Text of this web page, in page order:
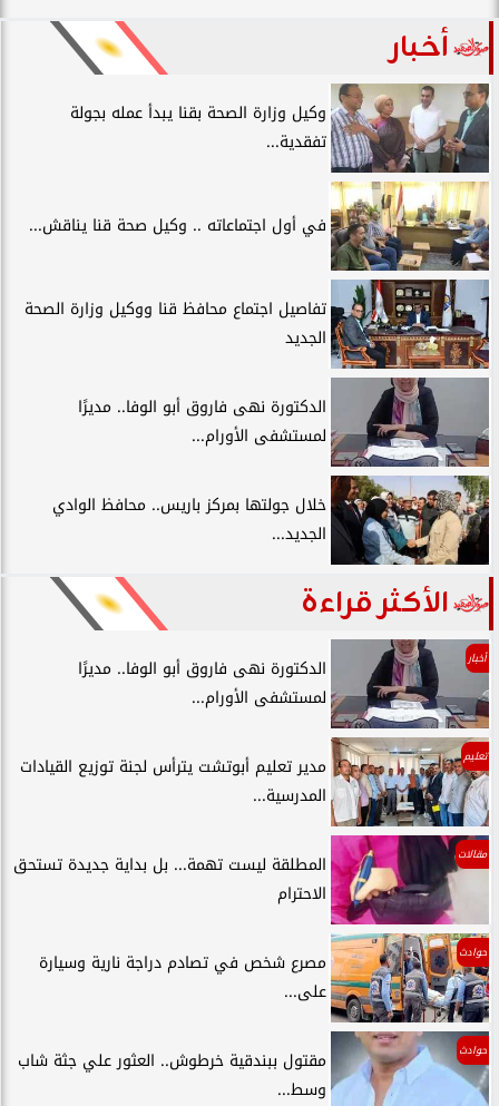
أخبار
وكيل وزارة الصحة بقنا يبدأ عمله بجولة
تفقدية...
في أول اجتماعاته .. وكيل صحة قنا يناقش...
تفاصيل اجتماع محافظ قنا ووكيل وزارة الصحة
الجديد
الدكتورة نهى فاروق أبو الوفا.. مديرًا
لمستشفى الأورام...
خلال جولتها بمركز باريس.. محافظ الوادي
الجديد...
الأكثر قراءة
أخبار
الدكتورة نهى فاروق أبو الوفا.. مديرًا
لمستشفى الأورام...
تعليم
مدير تعليم أبوتشت يترأس لجنة توزيع القيادات
المدرسية...
مقالات
المطلقة ليست تهمة... بل بداية جديدة تستحق
الاحترام
حوادث
مصرع شخص في تصادم دراجة نارية وسيارة
على...
حوادث
مقتول ببندقية خرطوش.. العثور علي جثة شاب
وسط...